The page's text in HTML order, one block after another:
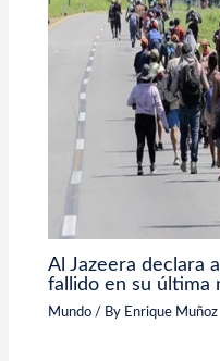
Al Jazeera declara
fallido en su última
Mundo / By Enrique Muñoz